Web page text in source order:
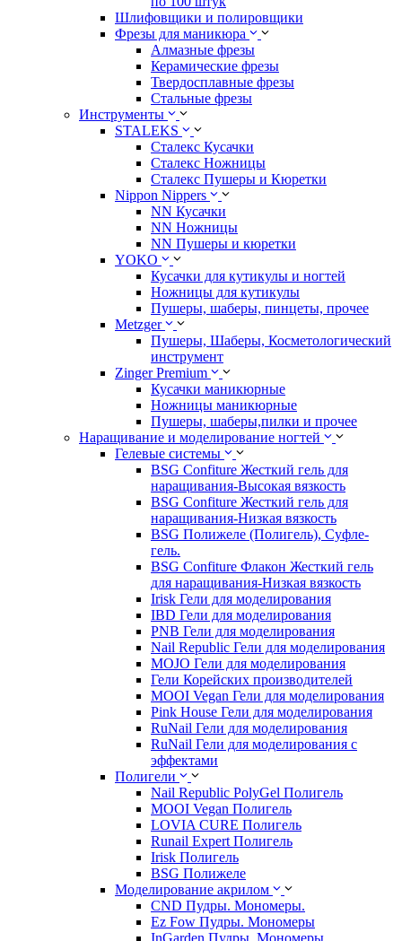
Шлифовщики и полировщики
Фрезы для маникюра
Алмазные фрезы
Керамические фрезы
Твердосплавные фрезы
Стальные фрезы
Инструменты
STALEKS
Сталекс Кусачки
Сталекс Ножницы
Сталекс Пушеры и Кюретки
Nippon Nippers
NN Кусачки
NN Ножницы
NN Пушеры и кюретки
YOKO
Кусачки для кутикулы и ногтей
Ножницы для кутикулы
Пушеры, шаберы, пинцеты, прочее
Metzger
Пушеры, Шаберы, Косметологический
инструмент
Zinger Premium
Кусачки маникюрные
Ножницы маникюрные
Пушеры, шаберы,пилки и прочее
Наращивание и моделирование ногтей
Гелевые системы
BSG Confiture Жесткий гель для
наращивания-Высокая вязкость
BSG Confiture Жесткий гель для
наращивания-Низкая вязкость
BSG Полижеле (Полигель), Суфле-
гель.
BSG Confiture Флакон Жесткий гель
для наращивания-Низкая вязкость
Irisk Гели для моделирования
IBD Гели для моделирования
PNB Гели для моделирования
Nail Republic Гели для моделирования
MOJO Гели для моделирования
Гели Корейских производителей
MOOI Vegan Гели для моделирования
Pink House Гели для моделирования
RuNail Гели для моделирования
RuNail Гели для моделирования с
эффектами
Полигели
Nail Republic PolyGel Полигель
MOOI Vegan Полигель
LOVIA CURE Полигель
Runail Expert Полигель
Irisk Полигель
BSG Полижеле
Моделирование акрилом
CND Пудры. Мономеры.
Ez Fow Пудры. Мономеры
InGarden Пудры. Мономеры.